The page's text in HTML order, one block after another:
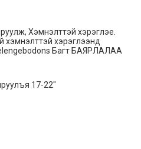
Хэмнэлттэй хэрэглэе.
хэмнэлттэй хэрэглээнд
Багт БАЯРЛАЛАА
17-22"